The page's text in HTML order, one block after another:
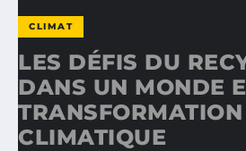
CLIMAT
LES DÉFIS DU
DANS UN MONDE
TRANSFORMATION
CLIMATIQUE